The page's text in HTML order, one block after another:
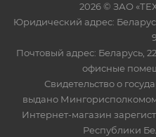
2026 © ЗАО
Юридический адрес:
Почтовый адрес: Беларусь,
офисные
Свидетельство о
выдано Мингорисполкомом
Интернет-магазин
Республики